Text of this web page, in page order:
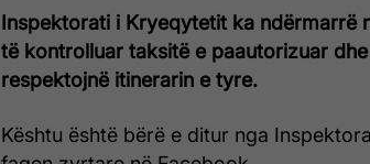
Inspektorati i Kryeqytetit ka ndërmarrë
të kontrolluar taksitë e paautorizuar
respektojnë itinerarin e tyre.
Kështu është bërë e ditur nga